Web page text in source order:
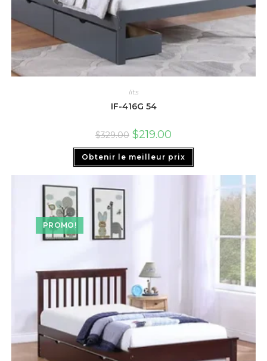
lits
IF-416G 54
$329.00 $219.00
Obtenir le meilleur prix
PROMO!